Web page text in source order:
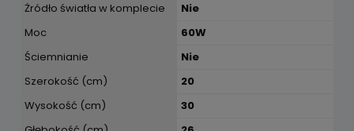
Żródło światła w komplecie
Nie
Moc
60W
Ściemnianie
Nie
Szerokość (cm)
20
Wysokość (cm)
30